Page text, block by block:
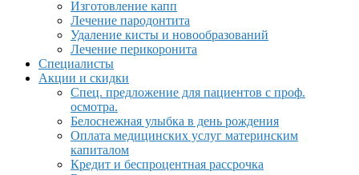
Изготовление капп
Лечение пародонтита
Удаление кисты и новообразований
Лечение перикоронита
Специалисты
Акции и скидки
Спец. предложение для пациентов с проф.
осмотра.
Белоснежная улыбка в день рождения
Оплата медицинских услуг материнским
капиталом
Кредит и беспроцентная рассрочка